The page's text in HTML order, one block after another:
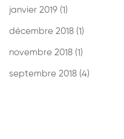
janvier 2019 (1)
décembre 2018 (1)
novembre 2018 (1)
septembre 2018 (4)